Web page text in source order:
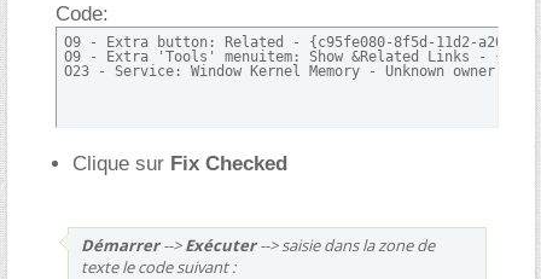
Code:
O9 - Extra button: Related - {c95fe080-8f5d-11d2-a20b-
O9 - Extra 'Tools' menuitem: Show &Related Links -
O23 - Service: Window Kernel Memory - Unknown owner -
Clique sur Fix Checked
Démarrer-->Exécuter--> saisie dans la zone de
texte le code suivant :